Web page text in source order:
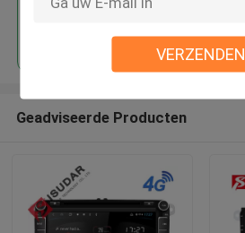
VERZENDEN
Geadviseerde Producten